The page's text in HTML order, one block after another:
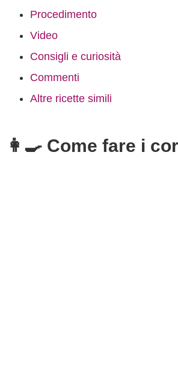
Procedimento
Video
Consigli e curiosità
Commenti
Altre ricette simili
👩‍🍳 Come fare i